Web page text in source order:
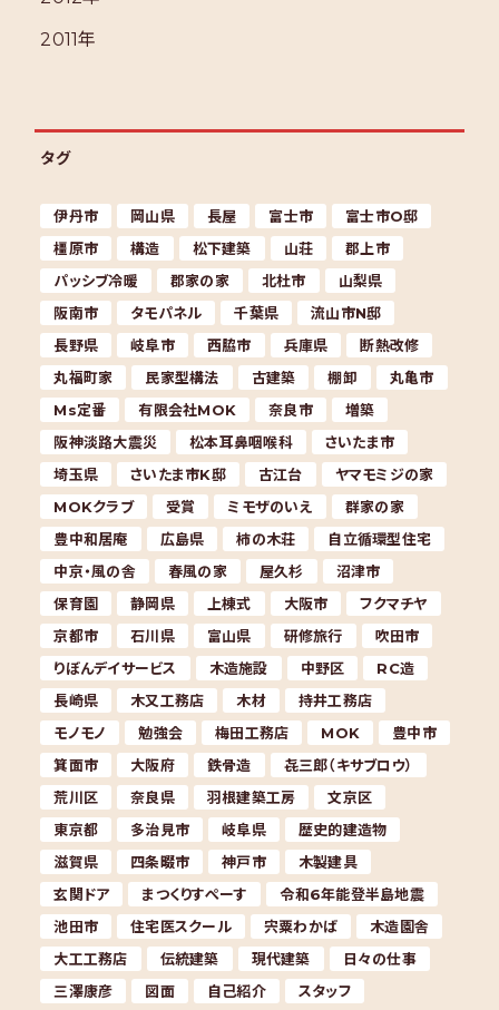
2011年
タグ
伊丹市 岡山県 長屋 富士市
富士市O邸
橿原市
構造 松下建築 山荘
郡上市
パッシブ冷暖
郡家の家 北杜市
山梨県
阪南市
タモパネル 千葉県
流山市N邸
長野県
岐阜市 西脇市 兵庫県
断熱改修
丸福町家
民家型構法 古建築 棚卸
丸亀市
Ms定番
有限会社MOK 奈良市
増築
阪神淡路大震災
松本耳鼻咽喉科
さいたま市
埼玉県
さいたま市K邸 古江台
ヤマモミジの家
MOKクラブ
受賞 ミモザのいえ
群家の家
豊中和居庵
広島県 柿の木荘
自立循環型住宅
中京・風の舎
春風の家 屋久杉
沼津市
保育園
静岡県 上棟式 大阪市
フクマチヤ
京都市
石川県 富山県 研修旅行
吹田市
りぼんデイサービス
木造施設 中野区
RC造
長崎県
木又工務店 木材
持井工務店
モノモノ
勉強会 梅田工務店 MOK
豊中市
箕面市
大阪府 鉄骨造
㐂三郎（キサブロウ）
荒川区
奈良県 羽根建築工房
文京区
東京都
多治見市 岐阜県
歴史的建造物
滋賀県
四条畷市 神戸市
木製建具
玄関ドア
まつくりすぺーす
令和6年能登半島地震
池田市
住宅医スクール 宍粟わかば
木造園舎
大工工務店
伝統建築 現代建築
日々の仕事
三澤康彦
図面 自己紹介
スタッフ